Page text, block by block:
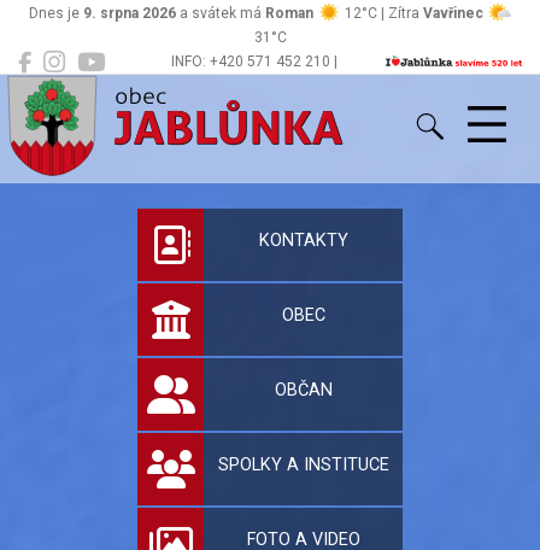
INFO: +420 571 452 210 |
Dnes je 9. srpna 2026 a svátek má Roman 12°C | Zítra Vavřinec
31°C
Jablůnka
Oficiální stránky
KONTAKTY
OBEC
OBČAN
SPOLKY A INSTITUCE
FOTO A VIDEO